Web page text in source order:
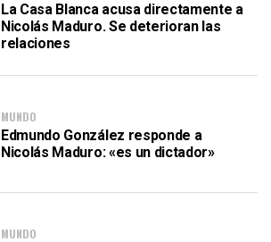
La Casa Blanca acusa directamente a
Nicolás Maduro. Se deterioran las
relaciones
MUNDO
Edmundo González responde a
Nicolás Maduro: «es un dictador»
MUNDO